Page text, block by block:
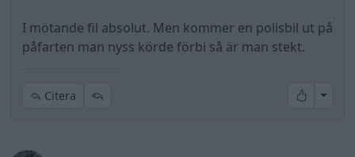
I mötande fil absolut. Men kommer en polisbil ut på
påfarten man nyss körde förbi så är man stekt.
Citera All